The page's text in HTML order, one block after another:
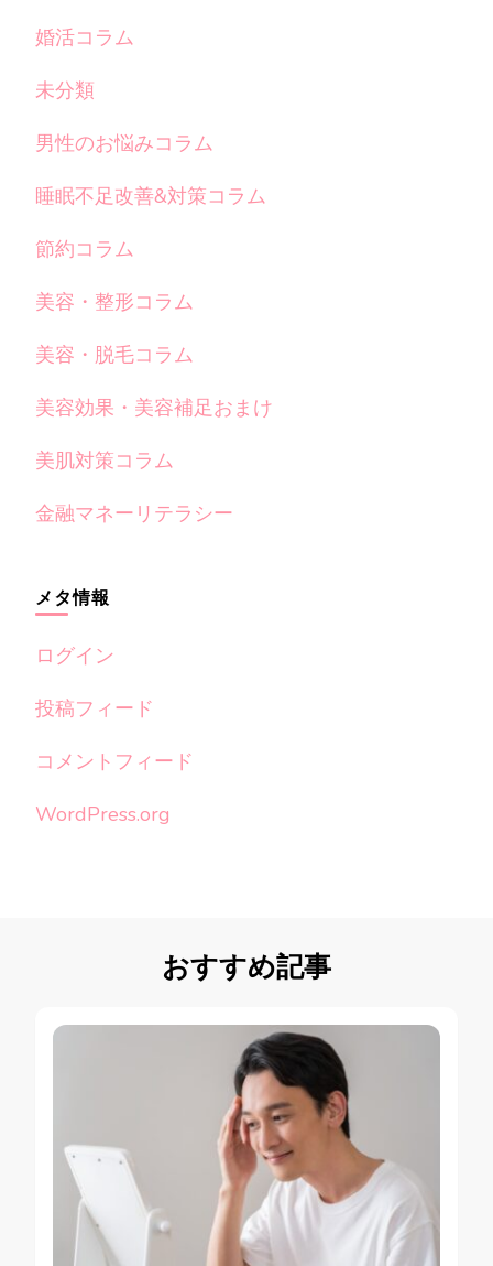
婚活コラム
未分類
男性のお悩みコラム
睡眠不足改善&対策コラム
節約コラム
美容・整形コラム
美容・脱毛コラム
美容効果・美容補足おまけ
美肌対策コラム
金融マネーリテラシー
メタ情報
ログイン
投稿フィード
コメントフィード
WordPress.org
おすすめ記事